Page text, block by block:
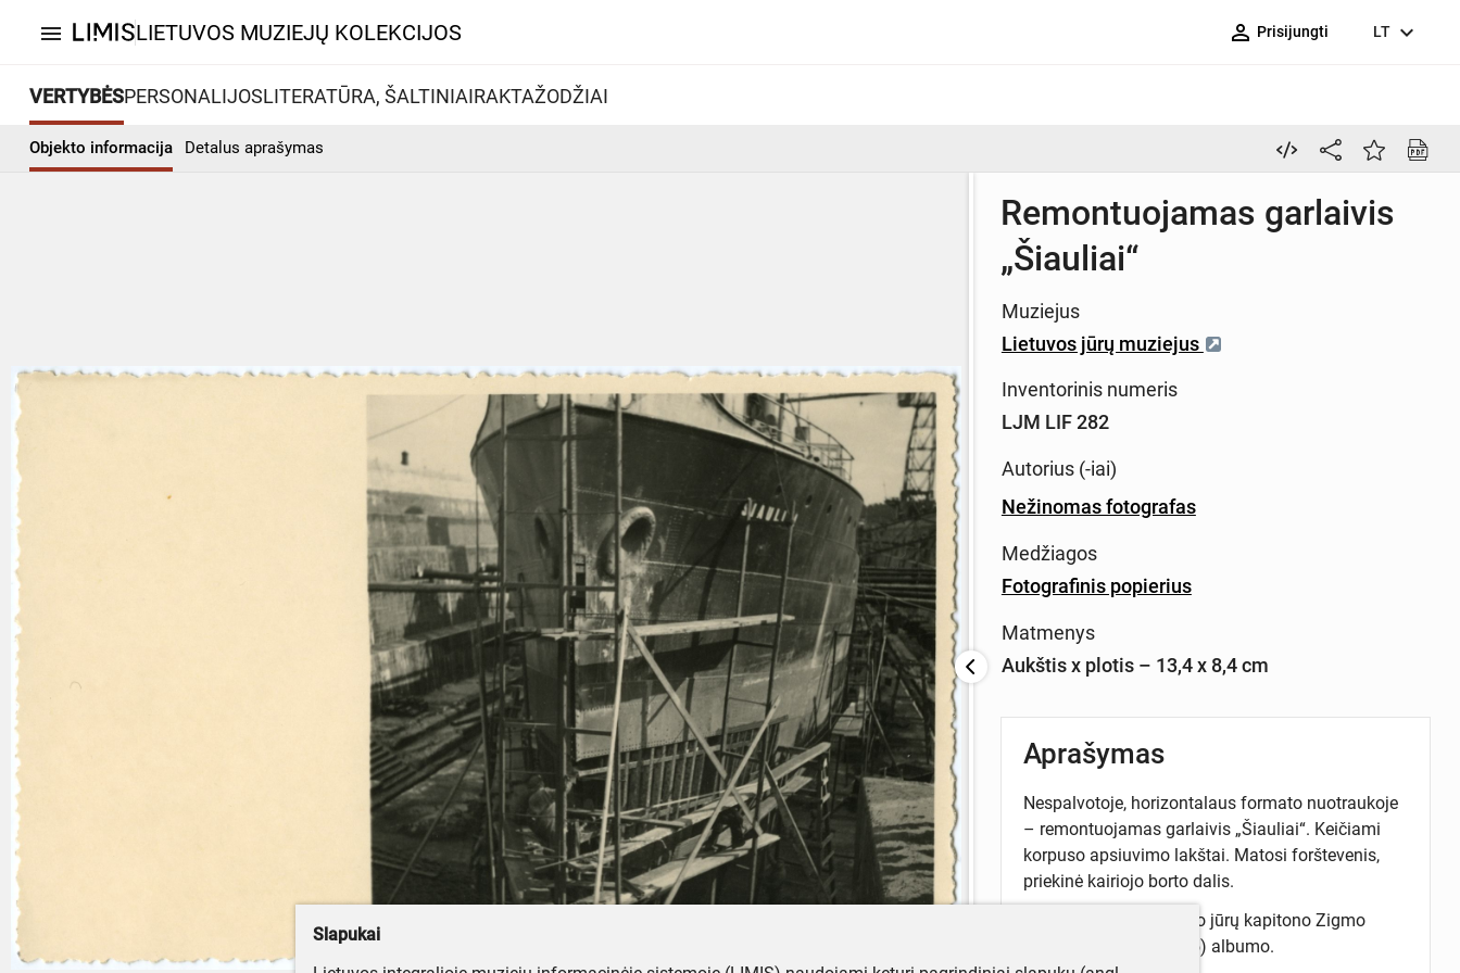
menu LIETUVOS MUZIEJŲ KOLEKCIJOS person_outline Prisijungti LT expand_more
VERTYBĖSPERSONALIJOSLITERATŪRA, ŠALTINIAIRAKTAŽODŽIAI
Objekto informacija Detalus aprašymas
Remontuojamas garlaivis
„Šiauliai“
Muziejus
Lietuvos jūrų muziejus
Inventorinis numeris
LJM LIF 282
Autorius (-iai)
Nežinomas fotografas
Medžiagos
Fotografinis popierius
Matmenys
Aukštis x plotis – 13,4 x 8,4 cm
Aprašymas
Nespalvotoje, horizontalaus formato nuotraukoje
– remontuojamas garlaivis „Šiauliai“. Keičiami
korpuso apsiuvimo lakštai. Matosi forštevenis,
priekinė kairiojo borto dalis.
Nuotrauka iš asmeninio jūrų kapitono Zigmo
Domeikos (1905–1965) albumo.
Slapukai